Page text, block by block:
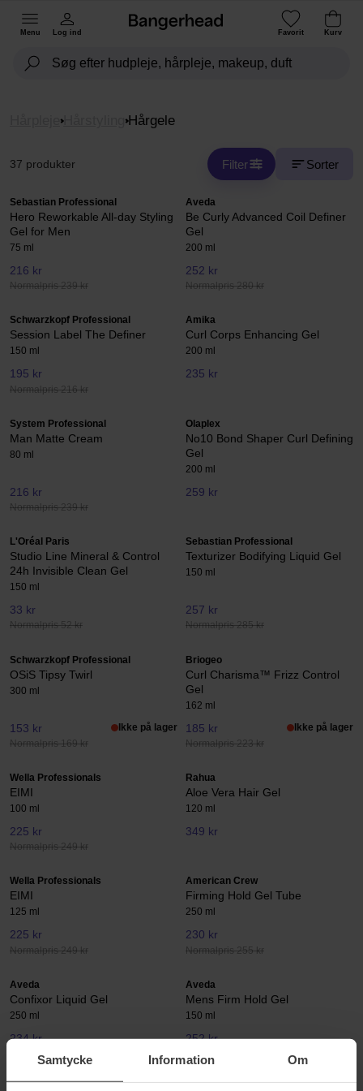
Samtycke Information Om
Menu Log ind Favorit Kurv
Hårstyling Hårgele
37 produkter Filter Sorter
Sebastian Professional
Hero Reworkable All-day Styling
Gel for Men
75 ml
216 kr
Normalpris 239 kr
Aveda
Be Curly Advanced Coil Definer
Gel
200 ml
252 kr
Normalpris 280 kr
Schwarzkopf Professional
Session Label The Definer
150 ml
195 kr
Normalpris 216 kr
Amika
Curl Corps Enhancing Gel
200 ml
235 kr
System Professional
Man Matte Cream
80 ml
216 kr
Normalpris 239 kr
Olaplex
No10 Bond Shaper Curl Defining
Gel
200 ml
259 kr
L'Oréal Paris
Studio Line Mineral & Control
24h Invisible Clean Gel
150 ml
33 kr
Normalpris 52 kr
Sebastian Professional
Texturizer Bodifying Liquid Gel
150 ml
257 kr
Normalpris 285 kr
Schwarzkopf Professional
OSiS Tipsy Twirl
300 ml
153 kr
Normalpris 169 kr
Ikke på lager
Briogeo
Curl Charisma™ Frizz Control
Gel
162 ml
185 kr
Normalpris 223 kr
Ikke på lager
Wella Professionals
EIMI
100 ml
225 kr
Normalpris 249 kr
Rahua
Aloe Vera Hair Gel
120 ml
349 kr
Wella Professionals
EIMI
125 ml
225 kr
Normalpris 249 kr
American Crew
Firming Hold Gel Tube
250 ml
230 kr
Normalpris 255 kr
Aveda
Confixor Liquid Gel
250 ml
234 kr
Normalpris 260 kr
Aveda
Mens Firm Hold Gel
150 ml
252 kr
Normalpris 280 kr